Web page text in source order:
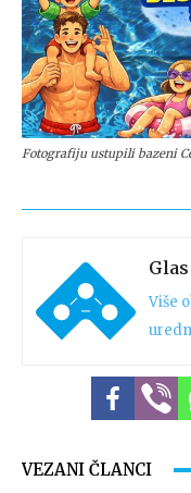
Fotografiju ustupili bazeni
Više
VEZANI ČLANCI